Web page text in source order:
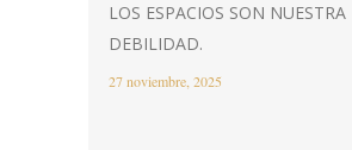
LOS ESPACIOS SON NUESTRA
DEBILIDAD.
27 noviembre, 2025